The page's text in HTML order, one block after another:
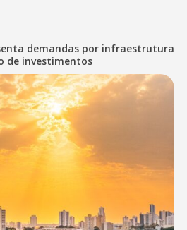
demandas por infraestrutura
de investimentos